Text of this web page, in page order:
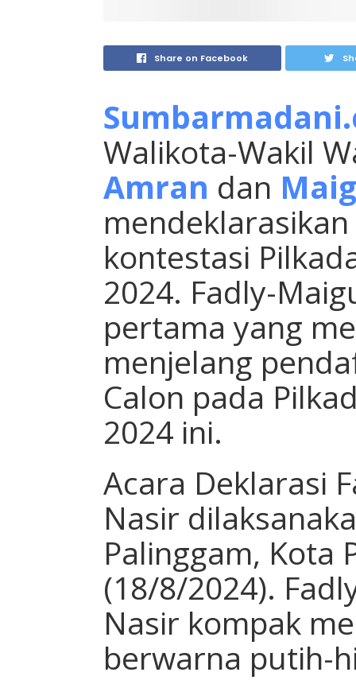
Share on Facebook
Walikota-Wakil
Amran dan
kontestasi
2024. Fadly-
pertama yang
menjelang
Calon pada
2024 ini.
Acara Deklarasi
Nasir
Palinggam, Kota
(18/8/2024).
Nasir kompak
berwarna putih-